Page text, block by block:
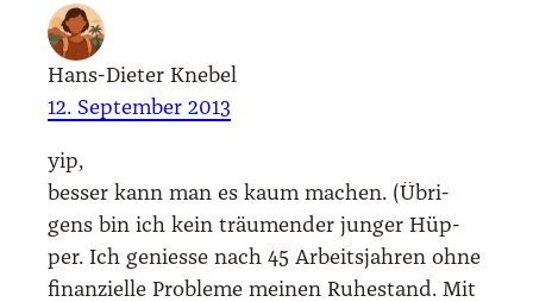
Hans-Dieter Knebel
12. September 2013
yip,
bes­ser kann man es kaum machen. (Übri­
gens bin ich kein träu­men­der jun­ger Hüp­
per. Ich genies­se nach 45 Arbeits­jah­ren ohne
finan­zi­el­le Pro­ble­me mei­nen Ruhe­stand. Mit